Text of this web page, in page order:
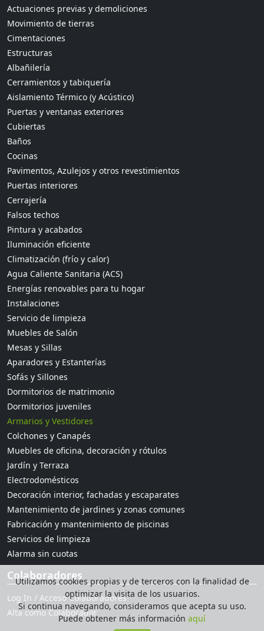
Utilizamos cookies propias y de terceros con la finalidad de
optimizar la visita de los usuarios.
Si continua navegando, consideramos que acepta su uso.
Puede obtener más información aquí
Actuaciones previas y demoliciones
Movimiento de tierras
Cimentaciones
Estructuras
Albañilería
Cerramientos y tabiquería
Aislamiento Térmico (y Acústico)
Puertas y ventanas exteriores
Cubiertas
Baños
Cocinas
Pavimentos, Azulejos y otros revestimientos
Puertas interiores
Cerrajería
Falsos techos
Pintura y acabados
Iluminación eficiente
Climatización (frío y calor)
Agua Caliente Sanitaria (ACS)
Energías renovables para tu hogar
Instalaciones
Servicio de limpieza
Muebles de Salón
Mesas y Sillas
Aparadores y Estanterías
Sofás y Sillones
Dormitorios de matrimonio
Dormitorios juveniles
Armarios y Vestidores
Colchones y Canapés
Muebles de oficina, decoración y rótulos
Jardín y Terraza
Electrodomésticos
Decoración interior, fachadas y escaparates
Mantenimiento de jardines y zonas comunes
Fabricación y mantenimiento de piscinas
Servicios de limpieza
Alarma sin cuotas
Colaboradores
Log In / Acceso Colaboradores
Alta como Colaborador